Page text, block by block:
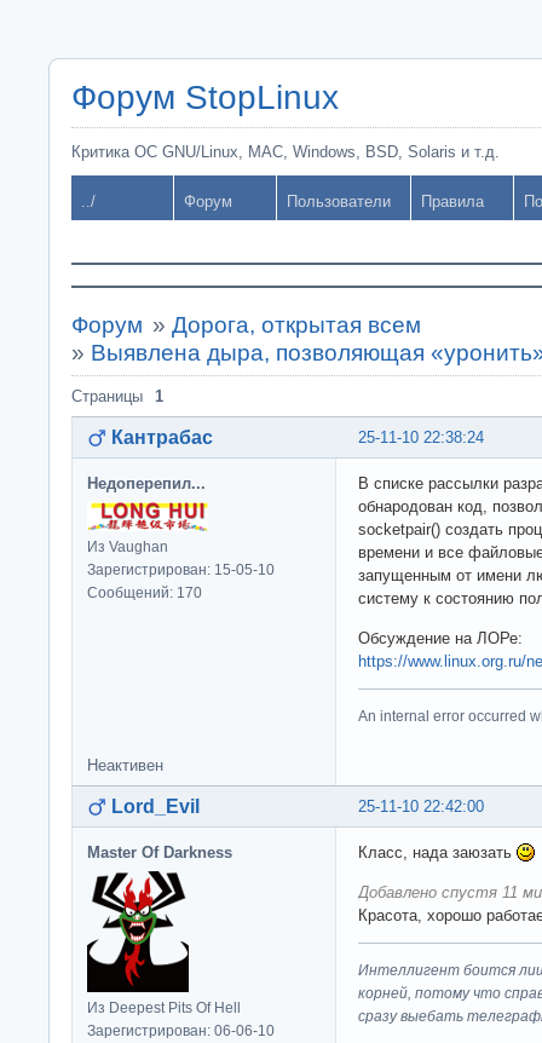
Форум StopLinux
Критика ОС GNU/Linux, MAC, Windows, BSD, Solaris и т.д.
../ Форум Пользователи Правила
Форум » Дорога, открытая всем
» Выявлена дыра, позволяющая
Страницы 1
25-11-10 22:38:24
Кантрабас
Недоперепил...
Из Vaughan
Зарегистрирован: 15-05-10
Сообщений: 170
В списке рассылки
обнародован код,
socketpair() создать
времени и все
запущенным от имени
систему к состоянию
Обсуждение на ЛОРе:
https://www.linux.org.ru/
An internal error occurred
Неактивен
25-11-10 22:42:00
Lord_Evil
Master Of Darkness
Из Deepest Pits Of Hell
Зарегистрирован: 06-06-10
Класс, нада заюзать
Добавлено спустя 11
Красота, хорошо
Интеллигент боится
корней, потому что
сразу выeбaть